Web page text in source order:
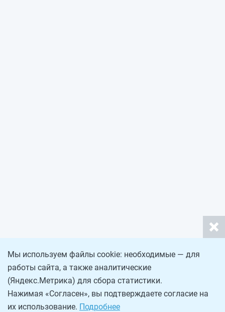
Мы используем файлы cookie: необходимые — для
работы сайта, а также аналитические
(Яндекс.Метрика) для сбора статистики.
Нажимая «Согласен», вы подтверждаете согласие на
их использование. Подробнее